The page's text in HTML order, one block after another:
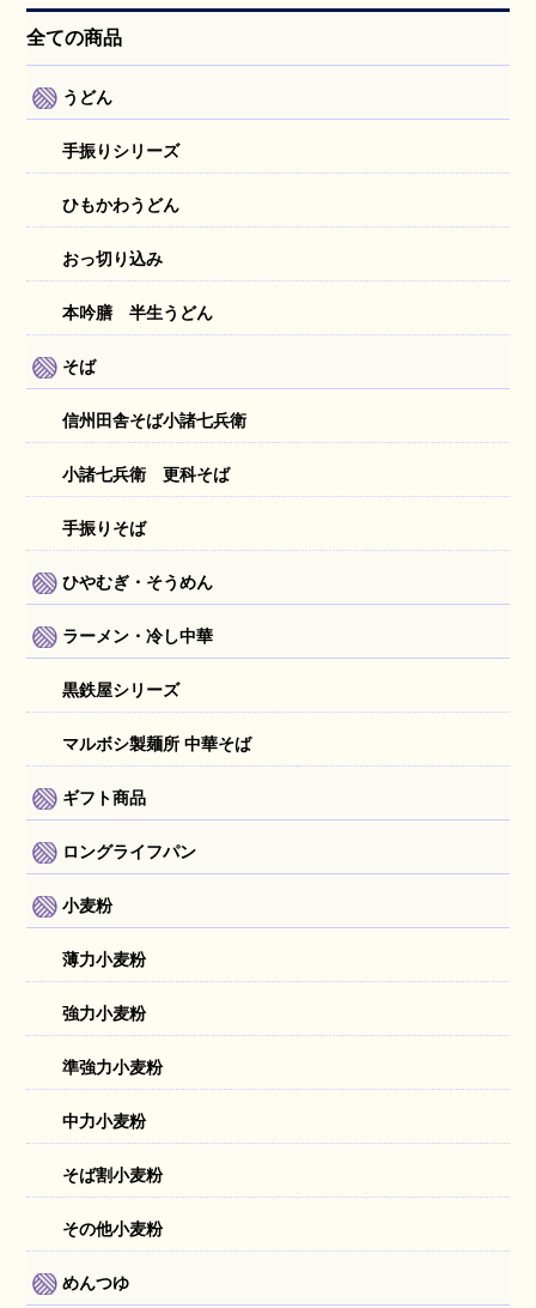
全ての商品
うどん
手振りシリーズ
ひもかわうどん
おっ切り込み
本吟膳 半生うどん
そば
信州田舎そば小諸七兵衛
小諸七兵衛 更科そば
手振りそば
ひやむぎ・そうめん
ラーメン・冷し中華
黒鉄屋シリーズ
マルボシ製麺所 中華そば
ギフト商品
ロングライフパン
小麦粉
薄力小麦粉
強力小麦粉
準強力小麦粉
中力小麦粉
そば割小麦粉
その他小麦粉
めんつゆ